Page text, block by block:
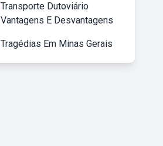
Transporte Dutoviário
Vantagens E Desvantagens
Tragédias Em Minas Gerais